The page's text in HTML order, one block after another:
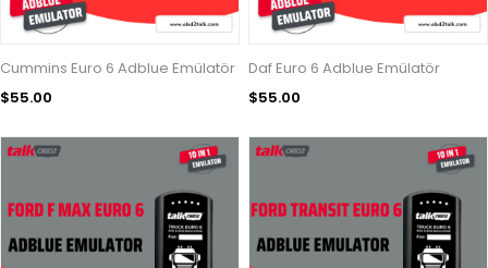
Cummins Euro 6 Adblue Emülatör
$55.00
Daf Euro 6 Adblue Emülatör
$55.00